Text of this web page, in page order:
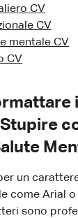
CV
CV
mentale CV
CV
un
come Arial o
sono